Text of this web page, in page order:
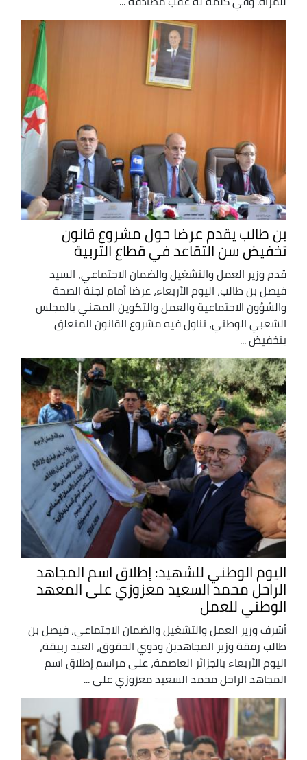
بن طالب يقدم عرضا حول مشروع قانون
تخفيض سن التقاعد في قطاع التربية
قدم وزير العمل والتشغيل والضمان الاجتماعي، السيد
فيصل بن طالب، اليوم الأربعاء، عرضا أمام لجنة الصحة
والشؤون الاجتماعية والعمل والتكوين المهني بالمجلس
الشعبي الوطني، تناول فيه مشروع القانون المتعلق
بتخفيض ...
اليوم الوطني للشهيد: إطلاق اسم المجاهد
الراحل محمد السعيد معزوزي على المعهد
الوطني للعمل
أشرف وزير العمل والتشغيل والضمان الاجتماعي، فيصل بن
طالب رفقة وزير المجاهدين وذوي الحقوق، العيد ربيقة،
اليوم الأربعاء بالجزائر العاصمة، على مراسم إطلاق اسم
المجاهد الراحل محمد السعيد معزوزي على ...